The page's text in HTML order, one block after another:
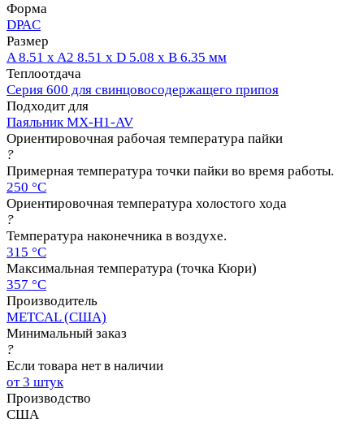
Форма
DPAC
Размер
A 8.51 x A2 8.51 x D 5.08 x B 6.35 мм
Теплоотдача
Серия 600 для свинцовосодержащего припоя
Подходит для
Паяльник MX-H1-AV
Ориентировочная рабочая температура пайки
?
Примерная температура точки пайки во время работы.
250 °C
Ориентировочная температура холостого хода
?
Температура наконечника в воздухе.
315 °C
Максимальная температура (точка Кюри)
357 °C
Производитель
METCAL (США)
Минимальный заказ
?
Если товара нет в наличии
от 3 штук
Производство
США